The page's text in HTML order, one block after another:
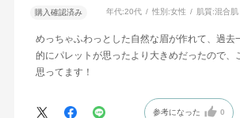
購入確認済み 年代:20代 性別:女性 肌質:混合肌
めっちゃふわっとした自然な眉が作れて、過去
的にパレットが思ったより大きめだったので、
思ってます！
参考になった 0